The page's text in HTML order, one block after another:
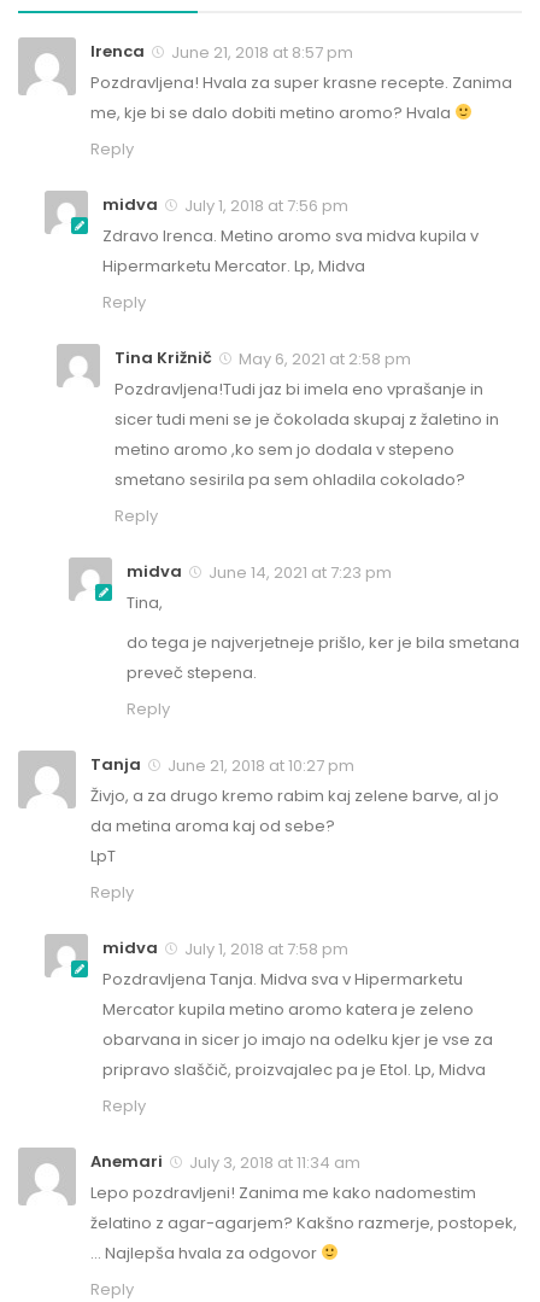
Irenca
June 21, 2018 at 8:57 pm
Pozdravljena! Hvala za super krasne recepte. Zanima
me, kje bi se dalo dobiti metino aromo? Hvala
Reply
midva
July 1, 2018 at 7:56 pm
Zdravo Irenca. Metino aromo sva midva kupila v
Hipermarketu Mercator. Lp, Midva
Reply
Tina Križnič
May 6, 2021 at 2:58 pm
Pozdravljena!Tudi jaz bi imela eno vprašanje in
sicer tudi meni se je čokolada skupaj z žaletino in
metino aromo ,ko sem jo dodala v stepeno
smetano sesirila pa sem ohladila cokolado?
Reply
midva
June 14, 2021 at 7:23 pm
Tina,
do tega je najverjetneje prišlo, ker je bila smetana
preveč stepena.
Reply
Tanja
June 21, 2018 at 10:27 pm
Živjo, a za drugo kremo rabim kaj zelene barve, al jo
da metina aroma kaj od sebe?
LpT
Reply
midva
July 1, 2018 at 7:58 pm
Pozdravljena Tanja. Midva sva v Hipermarketu
Mercator kupila metino aromo katera je zeleno
obarvana in sicer jo imajo na odelku kjer je vse za
pripravo slaščič, proizvajalec pa je Etol. Lp, Midva
Reply
Anemari
July 3, 2018 at 11:34 am
Lepo pozdravljeni! Zanima me kako nadomestim
želatino z agar-agarjem? Kakšno razmerje, postopek,
… Najlepša hvala za odgovor
Reply